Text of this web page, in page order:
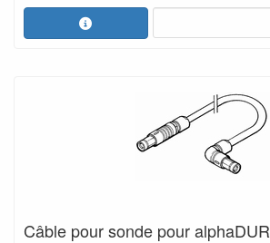
Câble pour sonde pour alphaDUR